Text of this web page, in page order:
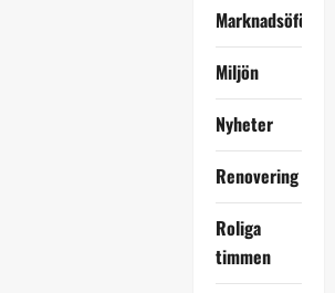
Marknadsöföring
Miljön
Nyheter
Renovering
Roliga
timmen